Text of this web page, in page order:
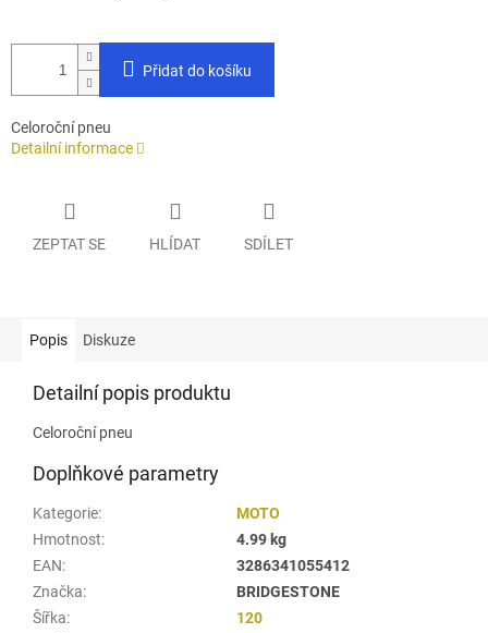
Přidat do košíku
Celoroční pneu
Detailní informace
ZEPTAT SE HLÍDAT SDÍLET
Popis Diskuze
Detailní popis produktu
Celoroční pneu
Doplňkové parametry
Kategorie:
MOTO
Hmotnost:
4.99 kg
EAN:
3286341055412
Značka:
BRIDGESTONE
Šířka:
120